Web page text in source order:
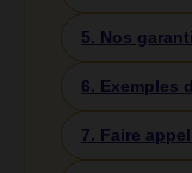
5. Nos
6. Exemples
7. Faire